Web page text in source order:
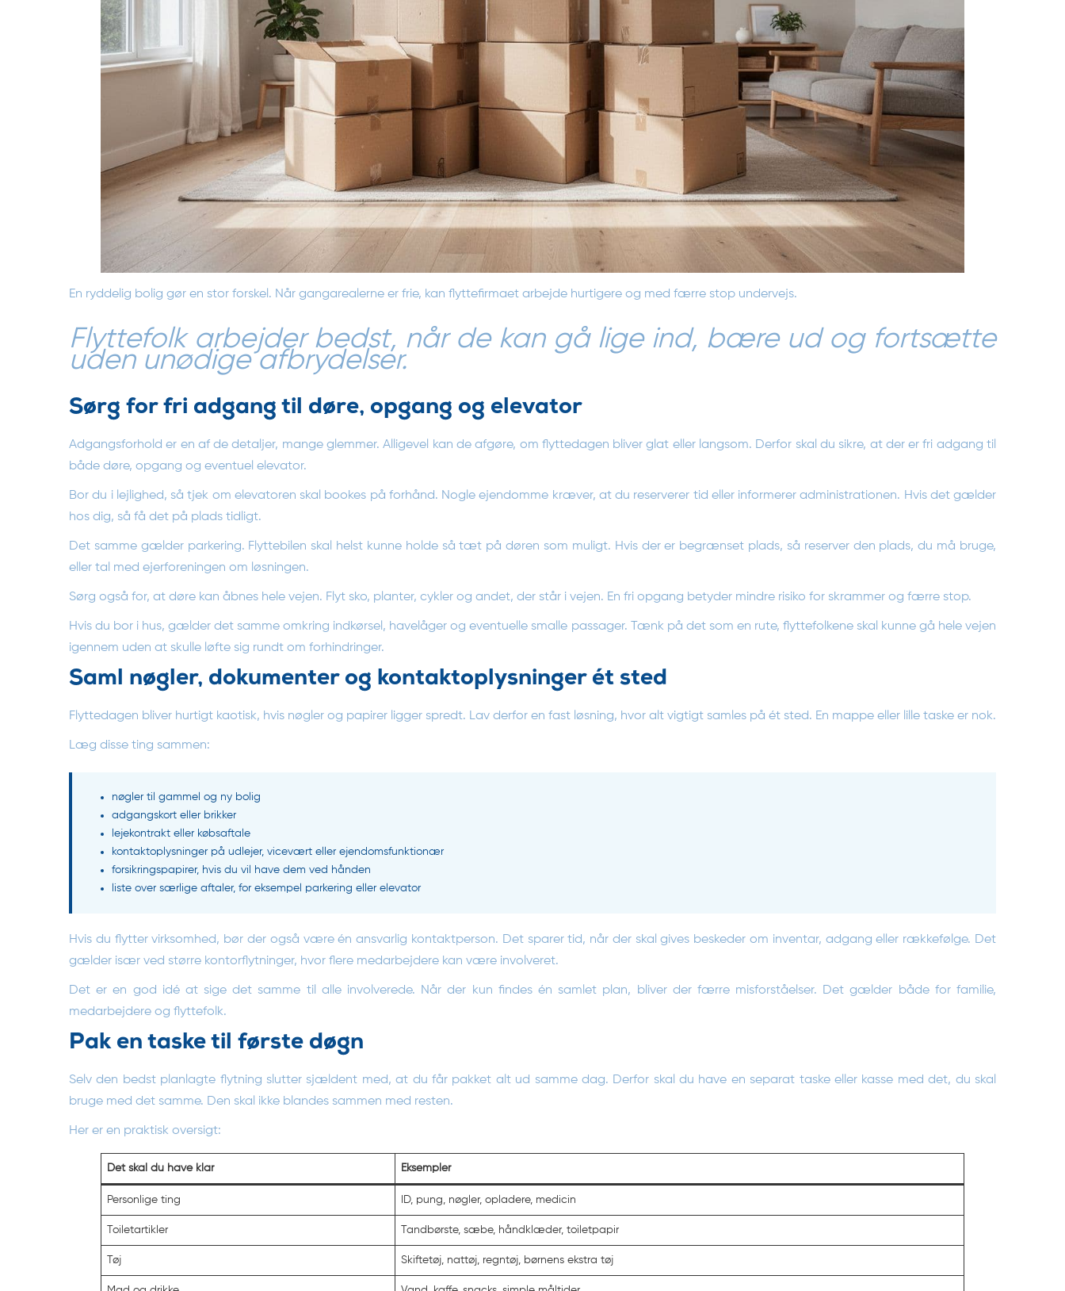
En ryddelig bolig gør en stor forskel. Når gangarealerne er frie, kan flyttefirmaet arbejde hurtigere og med færre stop undervejs.
Flyttefolk arbejder bedst, når de kan gå lige ind, bære ud og fortsætte
uden unødige afbrydelser.
Sørg for fri adgang til døre, opgang og elevator
Adgangsforhold er en af de detaljer, mange glemmer. Alligevel kan de afgøre, om flyttedagen bliver glat eller langsom. Derfor skal du sikre, at der er fri adgang til
både døre, opgang og eventuel elevator.
Bor du i lejlighed, så tjek om elevatoren skal bookes på forhånd. Nogle ejendomme kræver, at du reserverer tid eller informerer administrationen. Hvis det gælder
hos dig, så få det på plads tidligt.
Det samme gælder parkering. Flyttebilen skal helst kunne holde så tæt på døren som muligt. Hvis der er begrænset plads, så reserver den plads, du må bruge,
eller tal med ejerforeningen om løsningen.
Sørg også for, at døre kan åbnes hele vejen. Flyt sko, planter, cykler og andet, der står i vejen. En fri opgang betyder mindre risiko for skrammer og færre stop.
Hvis du bor i hus, gælder det samme omkring indkørsel, havelåger og eventuelle smalle passager. Tænk på det som en rute, flyttefolkene skal kunne gå hele vejen
igennem uden at skulle løfte sig rundt om forhindringer.
Saml nøgler, dokumenter og kontaktoplysninger ét sted
Flyttedagen bliver hurtigt kaotisk, hvis nøgler og papirer ligger spredt. Lav derfor en fast løsning, hvor alt vigtigt samles på ét sted. En mappe eller lille taske er nok.
Læg disse ting sammen:
nøgler til gammel og ny bolig
adgangskort eller brikker
lejekontrakt eller købsaftale
kontaktoplysninger på udlejer, vicevært eller ejendomsfunktionær
forsikringspapirer, hvis du vil have dem ved hånden
liste over særlige aftaler, for eksempel parkering eller elevator
Hvis du flytter virksomhed, bør der også være én ansvarlig kontaktperson. Det sparer tid, når der skal gives beskeder om inventar, adgang eller rækkefølge. Det
gælder især ved større kontorflytninger, hvor flere medarbejdere kan være involveret.
Det er en god idé at sige det samme til alle involverede. Når der kun findes én samlet plan, bliver der færre misforståelser. Det gælder både for familie,
medarbejdere og flyttefolk.
Pak en taske til første døgn
Selv den bedst planlagte flytning slutter sjældent med, at du får pakket alt ud samme dag. Derfor skal du have en separat taske eller kasse med det, du skal
bruge med det samme. Den skal ikke blandes sammen med resten.
Her er en praktisk oversigt:
Det skal du have klar Eksempler
Personlige ting ID, pung, nøgler, opladere, medicin
Toiletartikler Tandbørste, sæbe, håndklæder, toiletpapir
Tøj Skiftetøj, nattøj, regntøj, børnens ekstra tøj